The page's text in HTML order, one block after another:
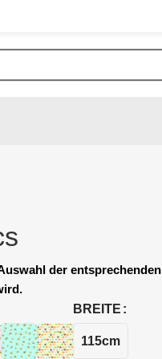
der entsprechenden
BREITE
115cm